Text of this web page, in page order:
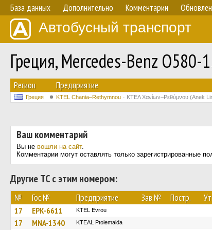
База данных Дополнительно Комментарии
Автобусный транспорт
Греция, Mercedes-Benz
Регион Предприятие
Греция KTEL Chania–Rethymnou ΚΤΕΛ Χανίων–Ρεθύμνου (Anek
Ваш комментарий
Вы не вошли на сайт.
Комментарии могут оставлять только зарегистрированные
Другие ТС с этим номером:
№ Гос.№ Предприятие Зав.№ Постр.
17 EPK-6611 KTEL Evrou
17 MNA-1340 KTEAL Ptolemaida